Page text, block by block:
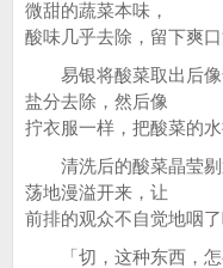
微甜的蔬菜本味，
酸味几乎去除，留下爽
易银将酸菜取出后像
盐分去除，然后像
拧衣服一样，把酸菜的水
清洗后的酸菜晶莹剔
荡地漫溢开来，让
前排的观众不自觉地咽了
「切，这种东西，怎